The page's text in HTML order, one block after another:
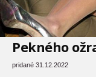
Pekného
pridané 31.12.2022